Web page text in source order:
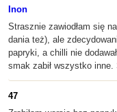
Inon
Strasznie zawiodłam się
dania też), ale
papryki, a chilli nie
smak zabił wszystko inne.
47